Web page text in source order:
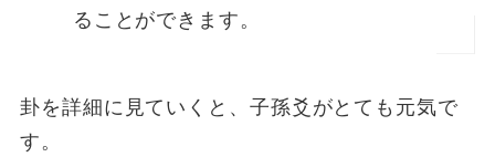
ることができます。
卦を詳細に見ていくと、子孫爻がとても元気で
す。